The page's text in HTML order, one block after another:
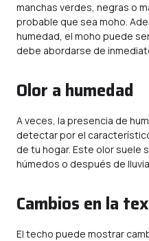
manchas verdes, negras o
probable que sea moho.
humedad, el moho puede
debe abordarse de
Olor a humedad
A veces, la presencia de
detectar por el
de tu hogar. Este olor suele
húmedos o después de
Cambios en la
El techo puede mostrar